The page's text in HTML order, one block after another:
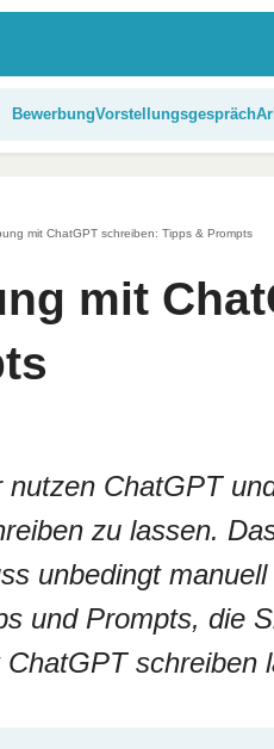
BewerbungVorstellungsgespräch
mit ChatGPT schreiben: Tipps & Prompts
mit
nutzen ChatGPT
zu lassen.
unbedingt
und Prompts, die
ChatGPT schreiben